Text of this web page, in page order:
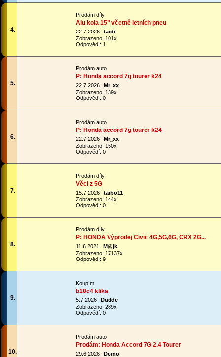
4.
Prodám díly
Alu kola 15" včetně letních pneu
22.7.2026
tardi
Zobrazeno: 101x
Odpovědí: 1
5.
Prodám auto
P: Honda accord 7g tourer k24
22.7.2026
Mr_xx
Zobrazeno: 139x
Odpovědí: 0
6.
Prodám auto
P: Honda accord 7g tourer k24
22.7.2026
Mr_xx
Zobrazeno: 150x
Odpovědí: 0
7.
Prodám díly
Věci z 5G
15.7.2026
tarbo11
Zobrazeno: 144x
Odpovědí: 0
8.
Prodám díly
P: HONDA Výprodej Civic 4G,5G,6G, CRX 2G...
11.6.2021
M@jk
Zobrazeno: 17137x
Odpovědí: 9
9.
Koupím
b18c4 klika
5.7.2026
Dudde
Zobrazeno: 289x
Odpovědí: 0
10.
Prodám auto
Prodám: Honda Accord 7G 2.4 Tourer
29.6.2026
Domo